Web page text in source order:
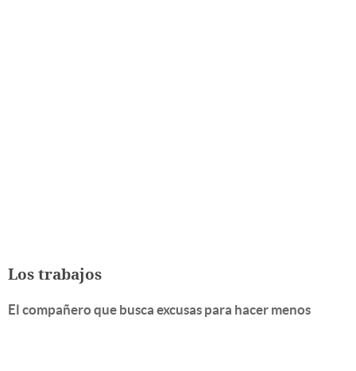
Los trabajos
El compañero que busca excusas para hacer menos